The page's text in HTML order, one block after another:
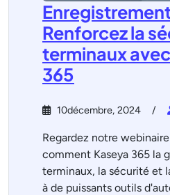
Renforcez la
terminaux
365
10décembre, 2024
Regardez notre
comment Kaseya 365 la
terminaux, la sécurité et
à de puissants outils